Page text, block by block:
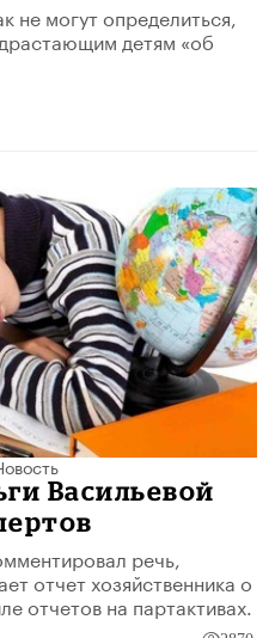
не могут определиться,
детям «об
Васильевой
речь,
отчет хозяйственника о
отчетов на партактивах.